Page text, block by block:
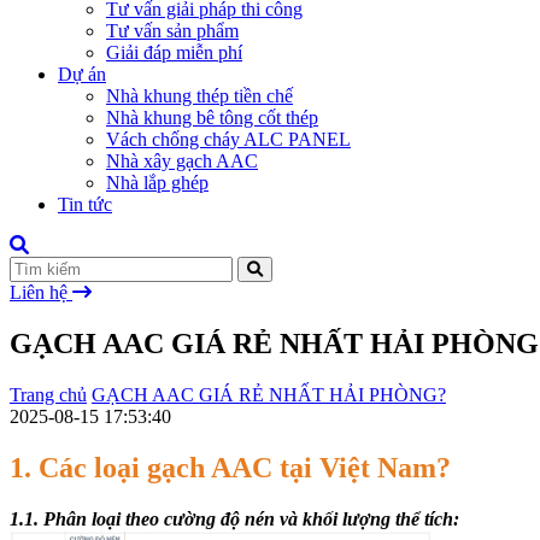
Tư vấn giải pháp thi công
Tư vấn sản phẩm
Giải đáp miễn phí
Dự án
Nhà khung thép tiền chế
Nhà khung bê tông cốt thép
Vách chống cháy ALC PANEL
Nhà xây gạch AAC
Nhà lắp ghép
Tin tức
Liên hệ
GẠCH AAC GIÁ RẺ NHẤT HẢI
Trang chủ GẠCH AAC GIÁ RẺ NHẤT HẢI PHÒNG?
2025-08-15 17:53:40
1. Các loại gạch AAC tại Việt Nam?
1.1. Phân loại theo cường độ nén và khối lượng thể tích: